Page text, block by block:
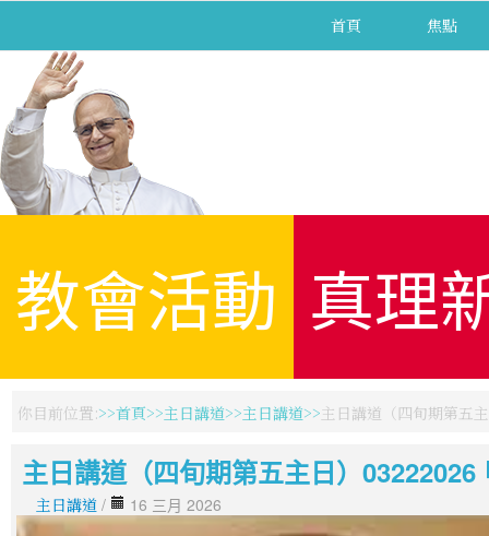
首頁 焦點
教會活動 真理
你目前位置: 首頁 主日講道 主日講道 主日講道（四旬期第五
主日講道（四旬期第五主日）03222026
主日講道 / 16 三月 2026